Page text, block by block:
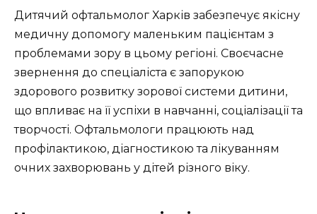
Дитячий офтальмолог Харків забезпечує якісну
медичну допомогу маленьким пацієнтам з
проблемами зору в цьому регіоні. Своєчасне
звернення до спеціаліста є запорукою
здорового розвитку зорової системи дитини,
що впливає на її успіхи в навчанні, соціалізації та
творчості. Офтальмологи працюють над
профілактикою, діагностикою та лікуванням
очних захворювань у дітей різного віку.